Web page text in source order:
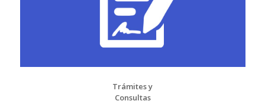
Trámites y
Consultas